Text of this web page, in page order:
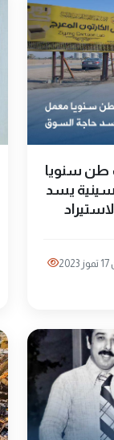
تصل الى (60) الف طن سنويا
يسد